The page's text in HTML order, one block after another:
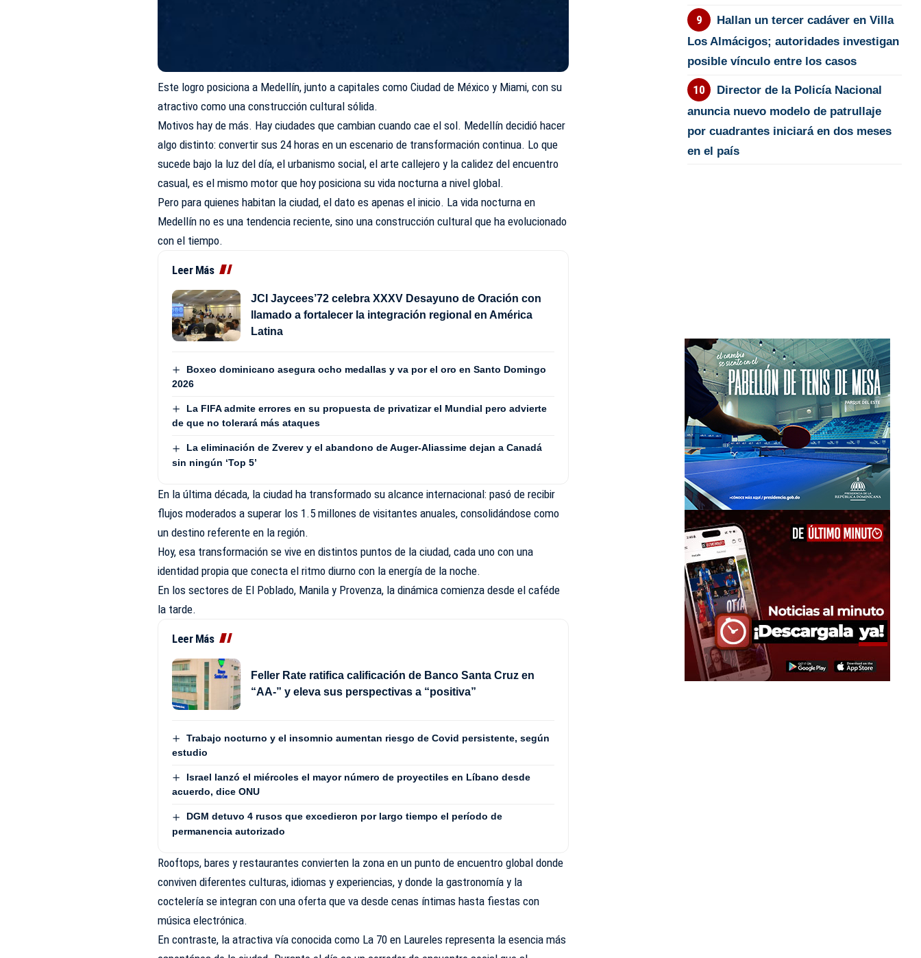
Este logro posiciona a Medellín, junto a capitales como Ciudad de México y Miami, con su
atractivo como una construcción cultural sólida.
Motivos hay de más. Hay ciudades que cambian cuando cae el sol. Medellín decidió hacer
algo distinto: convertir sus 24 horas en un escenario de transformación continua. Lo que
sucede bajo la luz del día, el urbanismo social, el arte callejero y la calidez del encuentro
casual, es el mismo motor que hoy posiciona su vida nocturna a nivel global.
Pero para quienes habitan la ciudad, el dato es apenas el inicio. La vida nocturna en
Medellín no es una tendencia reciente, sino una construcción cultural que ha evolucionado
con el tiempo.
Leer Más
JCI Jaycees’72 celebra XXXV Desayuno de Oración con
llamado a fortalecer la integración regional en América
Latina
Boxeo dominicano asegura ocho medallas y va por el oro en Santo Domingo
2026
La FIFA admite errores en su propuesta de privatizar el Mundial pero advierte
de que no tolerará más ataques
La eliminación de Zverev y el abandono de Auger-Aliassime dejan a Canadá
sin ningún ‘Top 5’
En la última década, la ciudad ha transformado su alcance internacional: pasó de recibir
flujos moderados a superar los 1.5 millones de visitantes anuales, consolidándose como
un destino referente en la región.
Hoy, esa transformación se vive en distintos puntos de la ciudad, cada uno con una
identidad propia que conecta el ritmo diurno con la energía de la noche.
En los sectores de El Poblado, Manila y Provenza, la dinámica comienza desde el caféde
la tarde.
Leer Más
Feller Rate ratifica calificación de Banco Santa Cruz en
“AA-” y eleva sus perspectivas a “positiva”
Trabajo nocturno y el insomnio aumentan riesgo de Covid persistente, según
estudio
Israel lanzó el miércoles el mayor número de proyectiles en Líbano desde
acuerdo, dice ONU
DGM detuvo 4 rusos que excedieron por largo tiempo el período de
permanencia autorizado
Rooftops, bares y restaurantes convierten la zona en un punto de encuentro global donde
conviven diferentes culturas, idiomas y experiencias, y donde la gastronomía y la
coctelería se integran con una oferta que va desde cenas íntimas hasta fiestas con
música electrónica.
En contraste, la atractiva vía conocida como La 70 en Laureles representa la esencia más
Hallan un tercer cadáver en Villa
Los Almácigos; autoridades investigan
posible vínculo entre los casos
Director de la Policía Nacional
anuncia nuevo modelo de patrullaje
por cuadrantes iniciará en dos meses
en el país